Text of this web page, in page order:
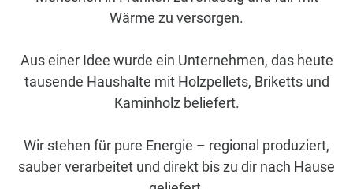
Wärme zu versorgen.
Aus einer Idee wurde ein Unternehmen, das heute
tausende Haushalte mit Holzpellets, Briketts und
Kaminholz beliefert.
Wir stehen für pure Energie – regional produziert,
sauber verarbeitet und direkt bis zu dir nach Hause